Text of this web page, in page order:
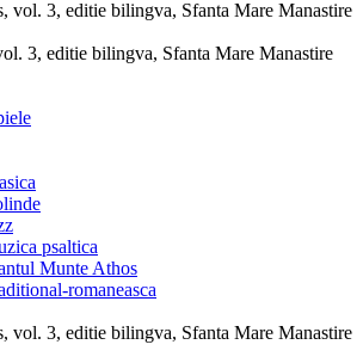
3, editie bilingva, Sfanta Mare Manastire
psaltica
Munte Athos
romaneasca